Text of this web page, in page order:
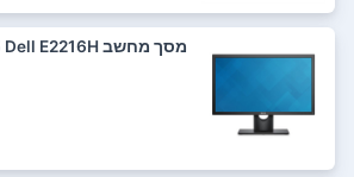
מסך מחשב Dell E2216H ‏21.5 ‏אינטש דל